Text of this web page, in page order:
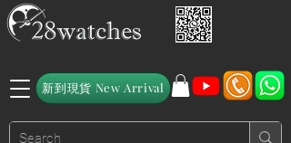
新到現貨 New Arrival